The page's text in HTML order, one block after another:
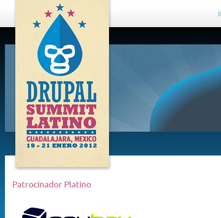
DRUPAL
SUMMIT
LATINO,
GUADALAJARA
2012
Patrocinador Platino